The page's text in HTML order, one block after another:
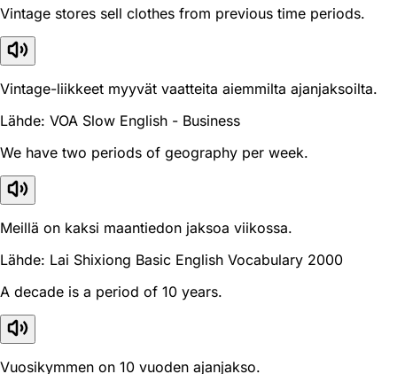
Vintage stores sell clothes from previous time periods.
Vintage-liikkeet myyvät vaatteita aiemmilta ajanjaksoilta.
Lähde: VOA Slow English - Business
We have two periods of geography per week.
Meillä on kaksi maantiedon jaksoa viikossa.
Lähde: Lai Shixiong Basic English Vocabulary 2000
A decade is a period of 10 years.
Vuosikymmen on 10 vuoden ajanjakso.